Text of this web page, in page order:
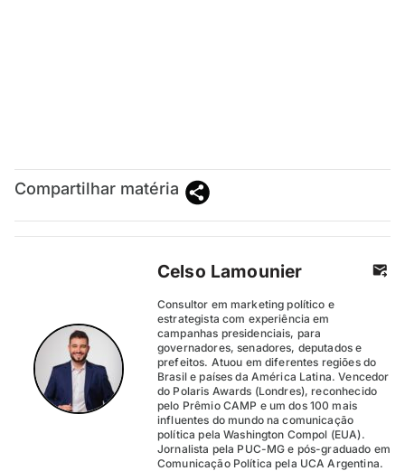
Compartilhar matéria
Celso Lamounier
Consultor em marketing político e
estrategista com experiência em
campanhas presidenciais, para
governadores, senadores, deputados e
prefeitos. Atuou em diferentes regiões do
Brasil e países da América Latina. Vencedor
do Polaris Awards (Londres), reconhecido
pelo Prêmio CAMP e um dos 100 mais
influentes do mundo na comunicação
política pela Washington Compol (EUA).
Jornalista pela PUC-MG e pós-graduado em
Comunicação Política pela UCA Argentina.